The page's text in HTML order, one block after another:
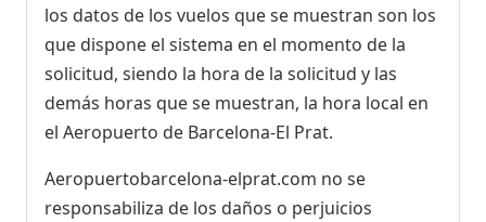
los datos de los vuelos que se muestran son los
que dispone el sistema en el momento de la
solicitud, siendo la hora de la solicitud y las
demás horas que se muestran, la hora local en
el Aeropuerto de Barcelona-El Prat.
Aeropuertobarcelona-elprat.com no se
responsabiliza de los daños o perjuicios